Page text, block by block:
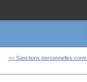
<< Sanctions personnelles